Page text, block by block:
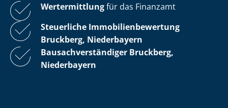
Wertermittlungfür das Finanzamt
Steuerliche Im­mo­bi­li­en­be­wer­tung
Bruckberg, Niederbayern
Bau­sach­ver­stän­di­ger Bruckberg,
Niederbayern